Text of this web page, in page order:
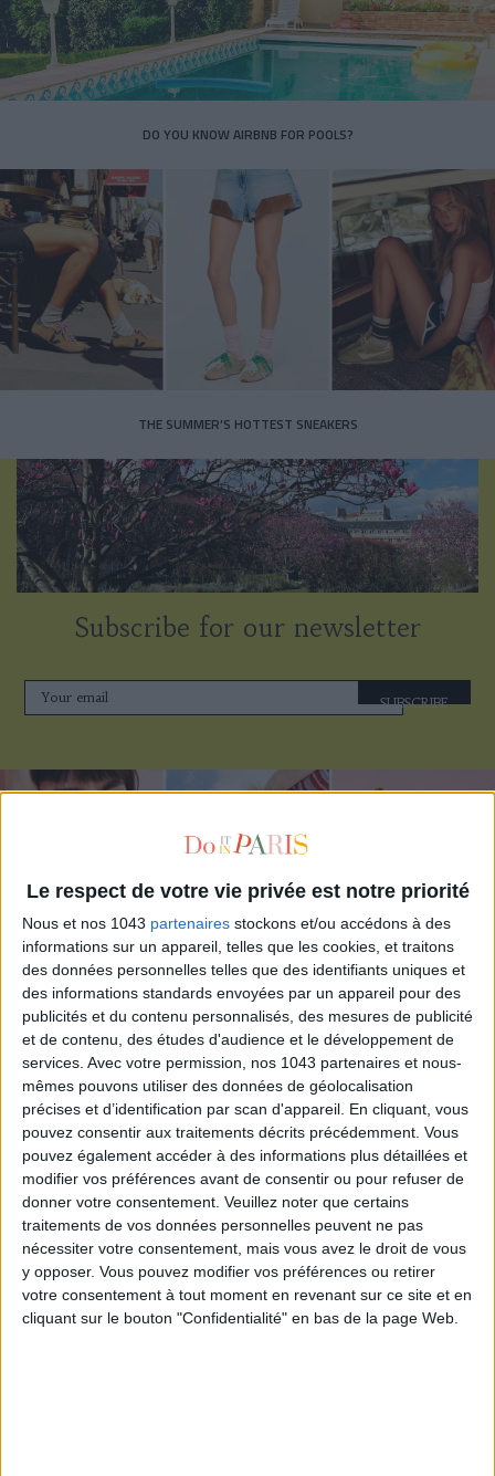
Le respect de votre vie privée est notre priorité
Nous et nos 1043 partenaires stockons et/ou accédons à des
informations sur un appareil, telles que les cookies, et traitons
des données personnelles telles que des identifiants uniques et
des informations standards envoyées par un appareil pour des
publicités et du contenu personnalisés, des mesures de publicité
et de contenu, des études d'audience et le développement de
services. Avec votre permission, nos 1043 partenaires et nous-
mêmes pouvons utiliser des données de géolocalisation
précises et d’identification par scan d'appareil. En cliquant, vous
pouvez consentir aux traitements décrits précédemment. Vous
pouvez également accéder à des informations plus détaillées et
modifier vos préférences avant de consentir ou pour refuser de
donner votre consentement. Veuillez noter que certains
traitements de vos données personnelles peuvent ne pas
nécessiter votre consentement, mais vous avez le droit de vous
y opposer. Vous pouvez modifier vos préférences ou retirer
votre consentement à tout moment en revenant sur ce site et en
cliquant sur le bouton "Confidentialité" en bas de la page Web.
DO YOU KNOW AIRBNB FOR POOLS?
THE SUMMER’S HOTTEST SNEAKERS
Subscribe for our newsletter
SUBSCRIBE
ADOPT PARFUMS IS REVOLUTIONIZING AFFORDABLE MADE-IN-FRANCE
FRAGRANCES
15 IDEAS FOR ENJOYING AUGUST IN PARIS